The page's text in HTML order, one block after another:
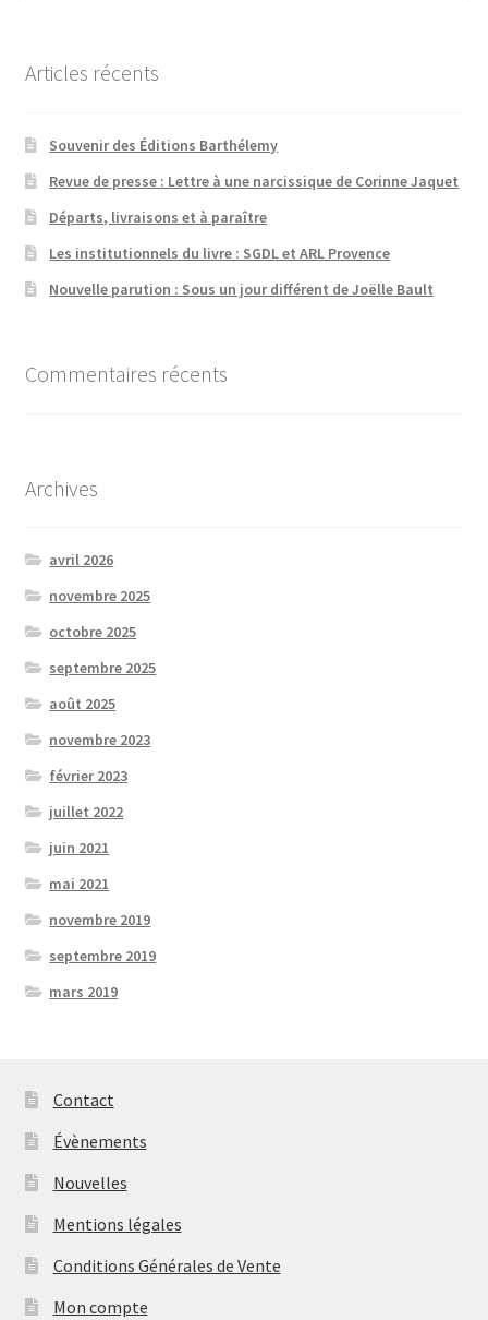
Articles récents
Souvenir des Éditions Barthélemy
Revue de presse : Lettre à une narcissique de Corinne Jaquet
Départs, livraisons et à paraître
Les institutionnels du livre : SGDL et ARL Provence
Nouvelle parution : Sous un jour différent de Joëlle Bault
Commentaires récents
Archives
avril 2026
novembre 2025
octobre 2025
septembre 2025
août 2025
novembre 2023
février 2023
juillet 2022
juin 2021
mai 2021
novembre 2019
septembre 2019
mars 2019
Contact
Évènements
Nouvelles
Mentions légales
Conditions Générales de Vente
Mon compte